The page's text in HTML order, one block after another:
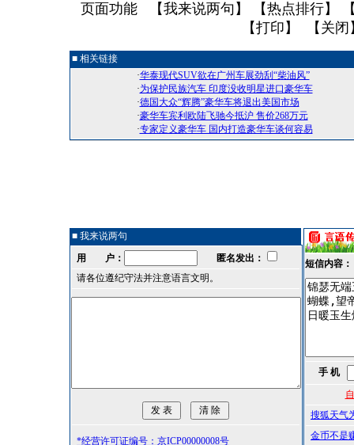
页面功能 【我来说两句 】 【热点排行】
【打印 】 【 关闭
■ 相关链接
·华泰现代SUV欲在广州车展劲刮“柴油风”
·为保护民族汽车 印度没收明星进口豪华车
·德国大众“辉腾”豪华车将退出美国市场
·豪华车宾利欧陆飞驰今抵沪 售价268万元
·专家定义豪华车 国内打造豪华车谈何容易
■ 我来说两句
用 户：
匿名发出：
请各位遵纪守法并注意语言文明。
*经营许可证编号：京ICP00000008号
短信内容：
手 机
搜狐天气
金币不是